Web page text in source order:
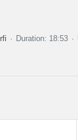
Duration: 18:53